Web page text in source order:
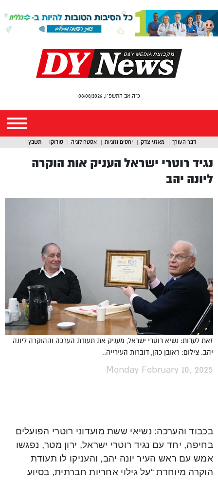
כ"ה אב התשפ"ו, 08/08/2026
דבר העורך מאזני צדק יחסים וזוגיות אסטרולוגיה סודוקו תשבץ
נגיד רוטרי ישראל העניק אות הוקרה
ליונה יהב
זאת לעדות: נשיא רוטרי ישראל, מעניק את תעודת הערכה וההוקרה ליונה
יהב. צילום: ראובן כהן, דוברות העירייה..
Monday February 10, 2025
בכבוד והערכה: נשיאי ששת מועדוני רוטרי הפועלים
בחיפה, יחד עם נגיד רוטרי ישראל, ירון מטר, נפגשו
אמש עם ראש העיר יונה יהב, והעניקו לו תעודת
הוקרה מיוחדת “על גילוי אחריות חברתית, בסיוע